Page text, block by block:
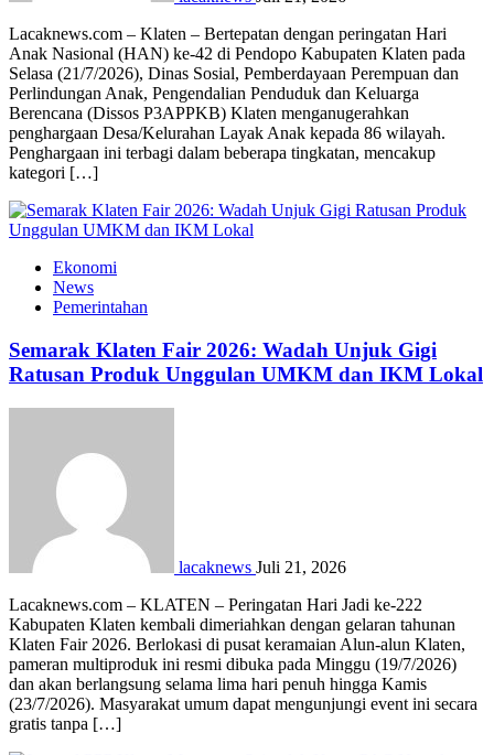
Lacaknews.com – Klaten – Bertepatan dengan peringatan Hari
Anak Nasional (HAN) ke-42 di Pendopo Kabupaten Klaten pada
Selasa (21/7/2026), Dinas Sosial, Pemberdayaan Perempuan dan
Perlindungan Anak, Pengendalian Penduduk dan Keluarga
Berencana (Dissos P3APPKB) Klaten menganugerahkan
penghargaan Desa/Kelurahan Layak Anak kepada 86 wilayah.
Penghargaan ini terbagi dalam beberapa tingkatan, mencakup
kategori […]
Ekonomi
News
Pemerintahan
Semarak Klaten Fair 2026: Wadah Unjuk Gigi
Ratusan Produk Unggulan UMKM dan IKM Lokal
lacaknews Juli 21, 2026
Lacaknews.com – KLATEN – Peringatan Hari Jadi ke-222
Kabupaten Klaten kembali dimeriahkan dengan gelaran tahunan
Klaten Fair 2026. Berlokasi di pusat keramaian Alun-alun Klaten,
pameran multiproduk ini resmi dibuka pada Minggu (19/7/2026)
dan akan berlangsung selama lima hari penuh hingga Kamis
(23/7/2026). Masyarakat umum dapat mengunjungi event ini secara
gratis tanpa […]